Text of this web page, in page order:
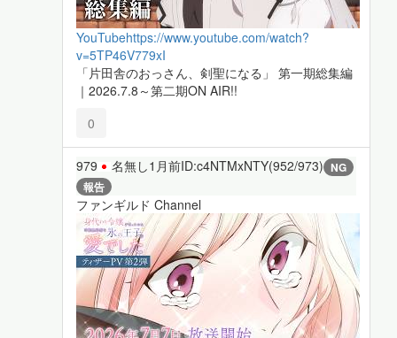
YouTubehttps://www.youtube.com/watch?
v=5TP46V779xI
「片田舎のおっさん、剣聖になる」 第一期総集編
｜2026.7.8～第二期ON AIR!!
0
979 名無し1月前ID:c4NTMxNTY(952/973) NG
報告
ファンギルド Channel